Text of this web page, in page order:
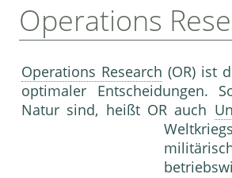
Operations
Operations Research (OR) ist
optimaler Entscheidungen.
Natur sind, heißt OR auch